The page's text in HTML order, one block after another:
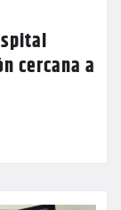
cercana a